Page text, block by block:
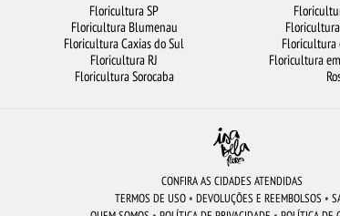
Floricultura SP
Floricultura Blumenau
Floricultura Caxias do Sul
Floricultura RJ
Floricultura Sorocaba
Floricultura
Floricultura
CONFIRA AS CIDADES ATENDIDAS
TERMOS DE USO • DEVOLUÇÕES E REEMBOLSOS •